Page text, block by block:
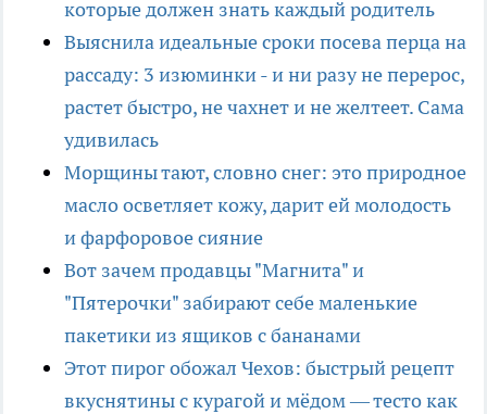
которые должен знать каждый родитель
Выяснила идеальные сроки посева перца на
рассаду: 3 изюминки - и ни разу не перерос,
растет быстро, не чахнет и не желтеет. Сама
удивилась
Морщины тают, словно снег: это природное
масло осветляет кожу, дарит ей молодость
и фарфоровое сияние
Вот зачем продавцы "Магнита" и
"Пятерочки" забирают себе маленькие
пакетики из ящиков с бананами
Этот пирог обожал Чехов: быстрый рецепт
вкуснятины с курагой и мёдом — тесто как